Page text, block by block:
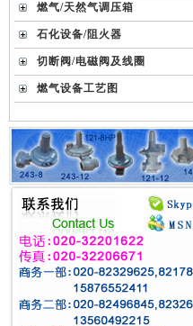
燃气/天然气调压箱
石化设备/阻火器
切断阀/电磁阀及线圈
燃气设备工艺图